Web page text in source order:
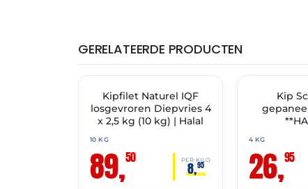
GERELATEERDE PRODUCTEN
🔥 OP=OP
Kipfilet Naturel IQF
losgevroren Diepvries 4
x 2,5 kg (10 kg) | Halal
10 KG
89,50 PER KILO
8,95
✓ VASTKip
4 KG
26,95